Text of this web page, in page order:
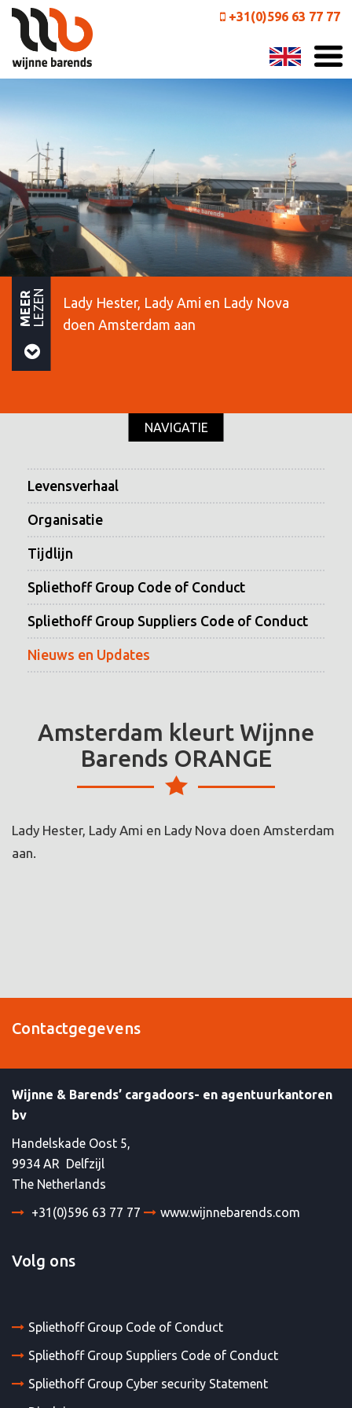
+31(0)596 63 77 77
MEERLEZEN
Lady Hester, Lady Ami en Lady Nova
doen Amsterdam aan
NAVIGATIE
Levensverhaal
Organisatie
Tijdlijn
Spliethoff Group Code of Conduct
Spliethoff Group Suppliers Code of Conduct
Nieuws en Updates
Amsterdam kleurt Wijnne
Barends ORANGE
Lady Hester, Lady Ami en Lady Nova doen Amsterdam
aan.
Contactgegevens
Wijnne & Barends’ cargadoors- en agentuurkantoren
bv
Handelskade Oost 5,
9934 AR Delfzijl
The Netherlands
+31(0)596 63 77 77
www.wijnnebarends.com
Volg ons
Spliethoff Group Code of Conduct
Spliethoff Group Suppliers Code of Conduct
Spliethoff Group Cyber security Statement